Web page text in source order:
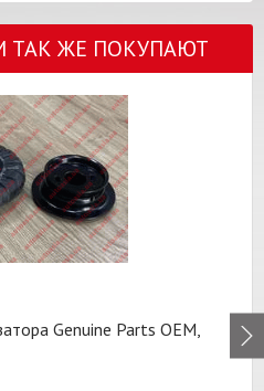
ТАК ЖЕ ПОКУПАЮТ
Genuine Parts OEM,